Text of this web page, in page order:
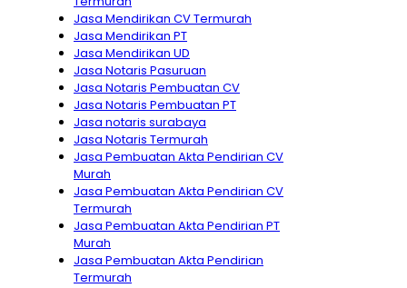
Jasa Mendirikan CV Termurah
Jasa Mendirikan PT
Jasa Mendirikan UD
Jasa Notaris Pasuruan
Jasa Notaris Pembuatan CV
Jasa Notaris Pembuatan PT
Jasa notaris surabaya
Jasa Notaris Termurah
Jasa Pembuatan Akta Pendirian CV
Murah
Jasa Pembuatan Akta Pendirian CV
Termurah
Jasa Pembuatan Akta Pendirian PT
Murah
Jasa Pembuatan Akta Pendirian
Termurah